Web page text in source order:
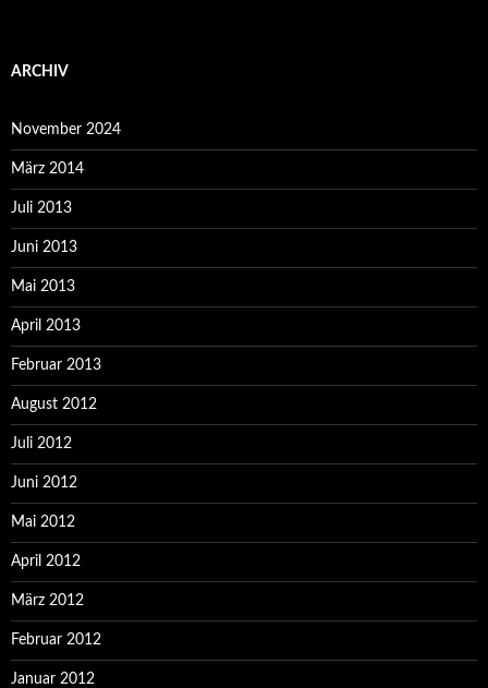
ARCHIV
November 2024
März 2014
Juli 2013
Juni 2013
Mai 2013
April 2013
Februar 2013
August 2012
Juli 2012
Juni 2012
Mai 2012
April 2012
März 2012
Februar 2012
Januar 2012